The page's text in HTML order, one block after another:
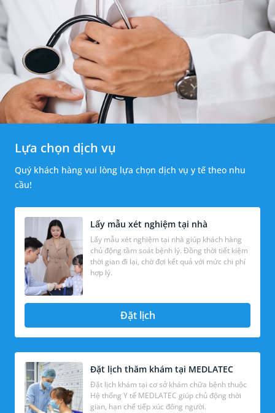
Lựa chọn dịch vụ
Quý khách hàng vui lòng lựa chọn dịch vụ y tế theo nhu
cầu!
Lấy mẫu xét nghiệm tại nhà
Lấy mẫu xét nghiệm tại nhà giúp khách hàng
chủ động tầm soát bệnh lý. Đồng thời tiết kiệm
thời gian đi lại, chờ đợi kết quả với mức chi phí
hợp lý.
Đặt lịch
Đặt lịch thăm khám tại MEDLATEC
Đặt lịch khám tại cơ sở khám chữa bệnh thuộc
Hệ thống Y tế MEDLATEC giúp chủ động thời
gian, hạn chế tiếp xúc đông người.